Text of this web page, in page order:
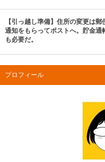
【引っ越し準備】住所の変更は
通知をもらってポストへ。貯金通
も必要だ。
プロフィール